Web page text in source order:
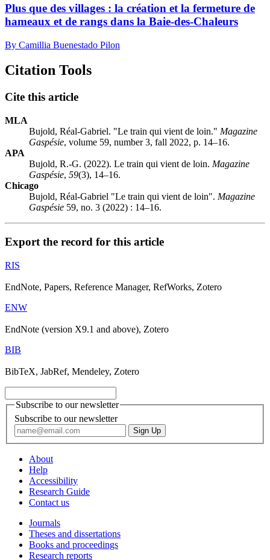
Plus que des villages : la création et la fermeture de
hameaux et de rangs dans la Baie-des-Chaleurs
By Camillia Buenestado Pilon
Citation Tools
Cite this article
MLA
Bujold, Réal-Gabriel. "Le train qui vient de loin." Magazine
Gaspésie, volume 59, number 3, fall 2022, p. 14–16.
APA
Bujold, R.-G. (2022). Le train qui vient de loin. Magazine
Gaspésie, 59(3), 14–16.
Chicago
Bujold, Réal-Gabriel "Le train qui vient de loin". Magazine
Gaspésie 59, no. 3 (2022) : 14–16.
Export the record for this article
RIS
EndNote, Papers, Reference Manager, RefWorks, Zotero
ENW
EndNote (version X9.1 and above), Zotero
BIB
BibTeX, JabRef, Mendeley, Zotero
Subscribe to our newsletter
Subscribe to our newsletter
About
Help
Accessibility
Research Guide
Contact us
Journals
Theses and dissertations
Books and proceedings
Research reports